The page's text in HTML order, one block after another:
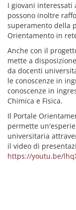
I giovani interessati
possono inoltre
superamento della
Orientamento in
Anche con il
mette a
da docenti
le conoscenze in
conoscenze in
Chimica e Fisica.
Il Portale
permette
universitaria
il video di
https://youtu.be/